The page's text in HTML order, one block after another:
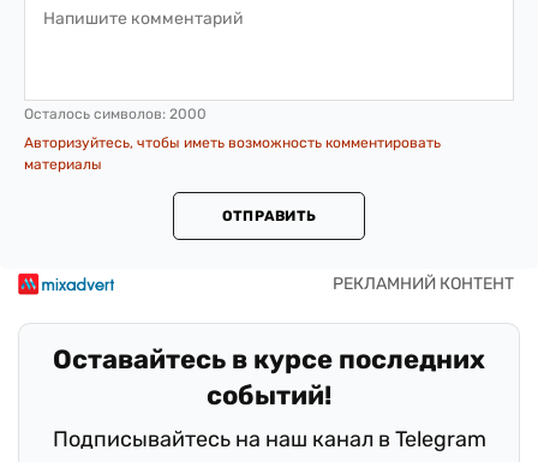
Осталось символов: 2000
Авторизуйтесь, чтобы иметь возможность комментировать
материалы
ОТПРАВИТЬ
Оставайтесь в курсе последних
событий!
Подписывайтесь на наш канал в Telegram